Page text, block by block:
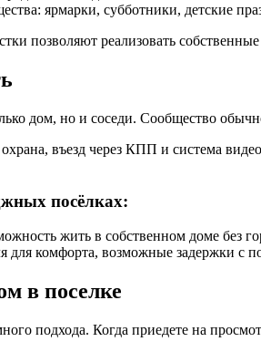
ярмарки, субботники, детские
позволяют реализовать
дом, но и соседи. Сообщество
въезд через КПП и система
посёлках:
жить в собственном доме без
для комфорта, возможные задержки с
в поселке
подхода. Когда приедете на